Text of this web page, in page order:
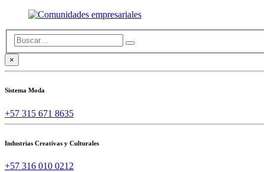
×
Sistema Moda
+57 315 671 8635
Industrias Creativas y Culturales
+57 316 010 0212